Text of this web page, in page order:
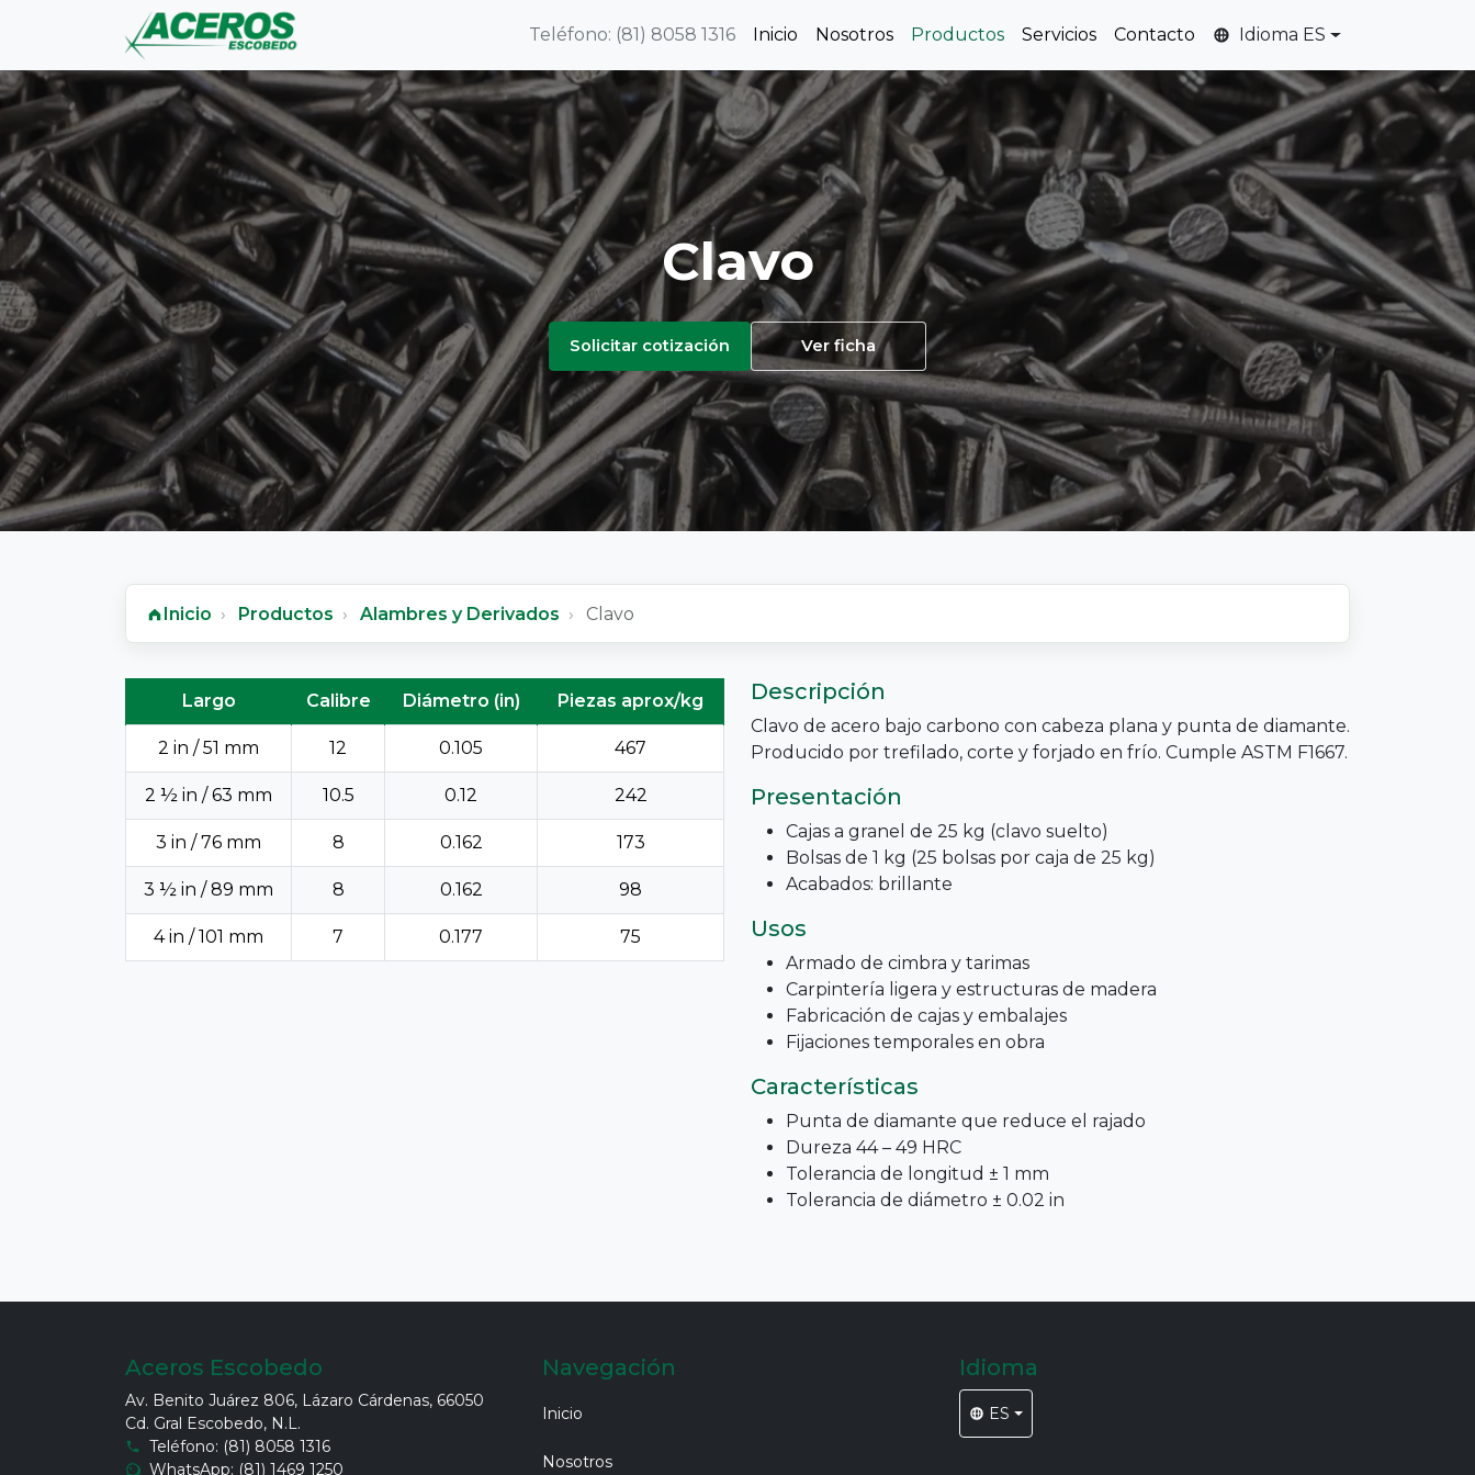
Teléfono: (81) 8058 1316 Inicio Nosotros Productos Servicios Contacto Idioma ES
Clavo
Solicitar cotización Ver ficha
Inicio Productos Alambres y Derivados Clavo
Clavo - ficha técnica
Largo Calibre Diámetro (in) Piezas aprox/kg
2 in / 51 mm 12 0.105 467
2 ½ in / 63 mm 10.5 0.12 242
3 in / 76 mm 8 0.162 173
3 ½ in / 89 mm 8 0.162 98
4 in / 101 mm 7 0.177 75
Descripción
Clavo de acero bajo carbono con cabeza plana y punta de diamante.
Producido por trefilado, corte y forjado en frío. Cumple ASTM F1667.
Presentación
Cajas a granel de 25 kg (clavo suelto)
Bolsas de 1 kg (25 bolsas por caja de 25 kg)
Acabados: brillante
Usos
Armado de cimbra y tarimas
Carpintería ligera y estructuras de madera
Fabricación de cajas y embalajes
Fijaciones temporales en obra
Características
Punta de diamante que reduce el rajado
Dureza 44 – 49 HRC
Tolerancia de longitud ± 1 mm
Tolerancia de diámetro ± 0.02 in
Aceros Escobedo
Av. Benito Juárez 806, Lázaro Cárdenas, 66050
Cd. Gral Escobedo, N.L.
Teléfono: (81) 8058 1316
WhatsApp: (81) 1469 1250
Navegación
Inicio
Nosotros
Idioma
ES